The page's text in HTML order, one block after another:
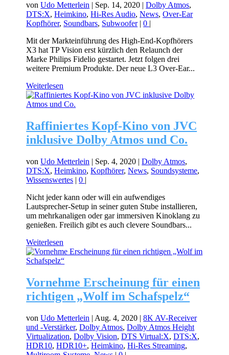
vonUdo Metterlein | Sep. 14, 2020 |Dolby Atmos,
DTS:X,Heimkino,Hi-Res Audio,News,Over-Ear
Kopfhörer, Soundbars, Subwoofer|0 |
Mit der Markteinführung des High-End-Kopfhörers
X3 hat TP Vision erst kürzlich den Relaunch der
Marke Philips Fidelio gestartet. Jetzt folgen drei
weitere Premium Produkte. Der neue L3 Over-Ear...
Weiterlesen
Raffiniertes Kopf-Kino von JVC
inklusive Dolby Atmos und Co.
vonUdo Metterlein | Sep. 4, 2020 |Dolby Atmos,
DTS:X,Heimkino,Kopfhörer,News, Soundsysteme,
Wissenswertes |0 |
Nicht jeder kann oder will ein aufwendiges
Lautsprecher-Setup in seiner guten Stube installieren,
um mehrkanaligen oder gar immersiven Kinoklang zu
genießen. Freilich gibt es auch clevere Soundbars...
Weiterlesen
Vornehme Erscheinung für einen
richtigen „Wolf im Schafspelz“
vonUdo Metterlein | Aug. 4, 2020 |8K AV-Receiver
und -Verstärker,Dolby Atmos,Dolby Atmos Height
Virtualization,Dolby Vision,DTS Virtual:X,DTS:X,
HDR10,HDR10+,Heimkino,Hi-Res Streaming,